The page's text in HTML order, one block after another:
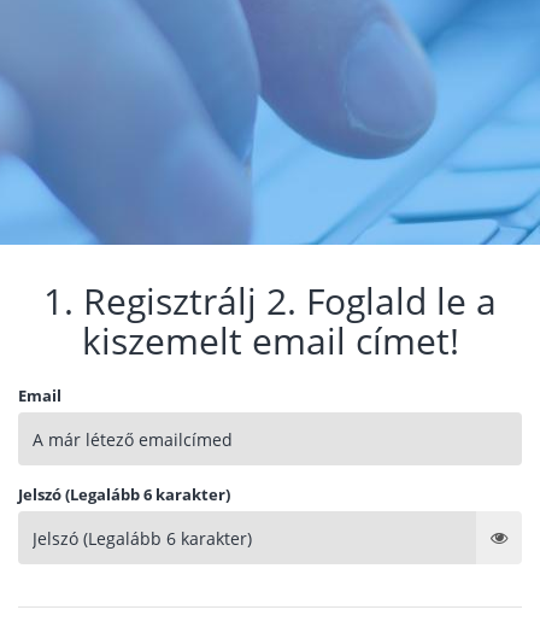
1. Regisztrálj 2. Foglald le a
kiszemelt email címet!
Email
Jelszó (Legalább 6 karakter)